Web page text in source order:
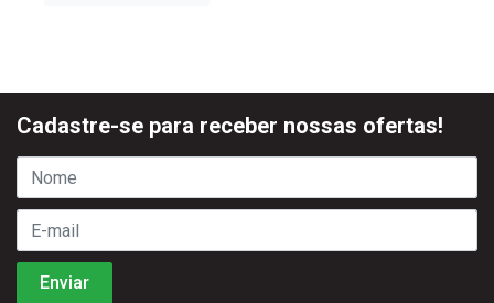
Cadastre-se para receber nossas ofertas!